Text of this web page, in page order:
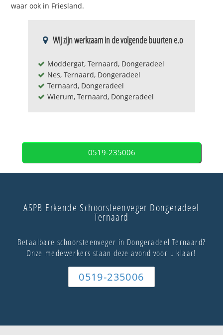
waar ook in Friesland.
Wij zijn werkzaam in de volgende buurten e.o
Moddergat, Ternaard, Dongeradeel
Nes, Ternaard, Dongeradeel
Ternaard, Dongeradeel
Wierum, Ternaard, Dongeradeel
0519-235006
ASPB Erkende Schoorsteenveger Dongeradeel
Ternaard
Betaalbare schoorsteenveger in Dongeradeel Ternaard?
Onze medewerkers staan deze avond voor u klaar!
0519-235006